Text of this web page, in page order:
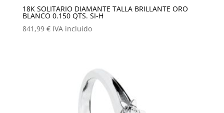
18K SOLITARIO DIAMANTE TALLA BRILLANTE ORO
BLANCO 0.150 QTS. SI-H
841,99 € IVA incluido